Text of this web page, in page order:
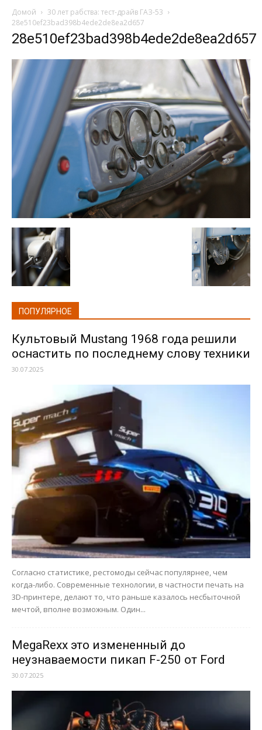
Домой
30 лет рабства: тест-драйв ГАЗ-53
28e510ef23bad398b4ede2de8ea2d657
28e510ef23bad398b4ede2de8ea2d657
ПОПУЛЯРНОЕ
Культовый Mustang 1968 года решили
оснастить по последнему слову техники
30.07.2025
Согласно статистике, рестомоды сейчас популярнее, чем
когда-либо. Современные технологии, в частности печать на
3D-принтере, делают то, что раньше казалось несбыточной
мечтой, вполне возможным. Один...
MegaRexx это измененный до
неузнаваемости пикап F-250 от Ford
30.07.2025